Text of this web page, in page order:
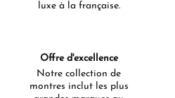
luxe à la française.
Offre d'excellence
Notre collection de
montres inclut les plus